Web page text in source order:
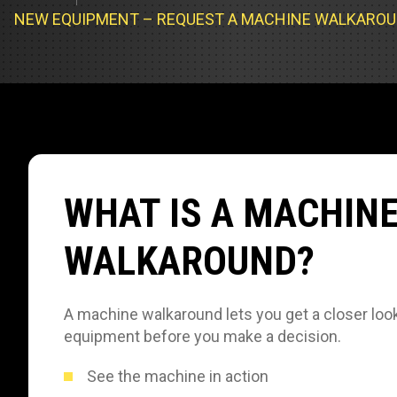
Servicio
Servicio
NEW EQUIPMENT – REQUEST A MACHINE
WHAT IS A
WALKAROUND?
A machine walkaround lets you get a closer
equipment before you make a decision.
See the machine in action